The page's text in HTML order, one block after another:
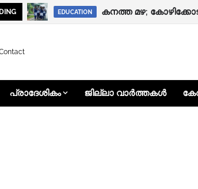
EDUCATION കനത്ത മഴ;
പ്രാദേശികം ജില്ലാ വാർത്തകൾ